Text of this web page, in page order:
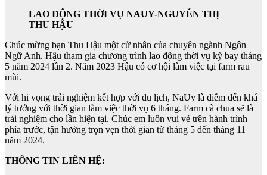
LAO ĐỘNG THỜI VỤ NAUY-NGUYỄN THỊ
THU HẬU
Chúc mừng bạn Thu Hậu một cử nhân của chuyên ngành Ngôn
Ngữ Anh. Hậu tham gia chương trình lao động thời vụ kỳ bay tháng
5 năm 2024 lần 2. Năm 2023 Hậu có cơ hội làm việc tại farm rau
mùi.
Với hi vọng trải nghiệm kết hợp với du lịch, NaUy là điểm đến khá
lý tưởng với thời gian làm việc thời vụ 6 tháng. Farm cà chua sẽ là
trải nghiệm cho lần hiện tại. Chúc em luôn vui vẻ trên hành trình
phía trước, tận hưởng trọn vẹn thời gian từ tháng 5 đến tháng 11
năm 2024.
THÔNG TIN LIÊN HỆ: